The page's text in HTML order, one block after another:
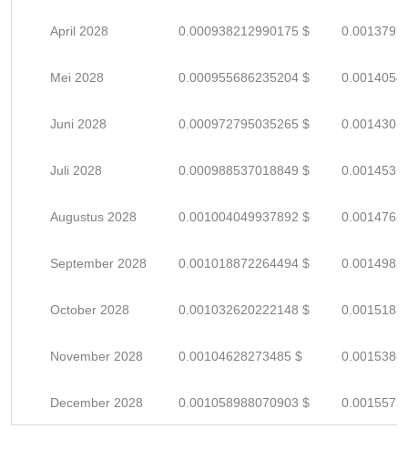
April 2028 0.000938212990175 $
Mei 2028 0.000955686235204 $
Juni 2028 0.000972795035265 $
Juli 2028 0.000988537018849 $
Augustus 2028 0.001004049937892 $
September 2028 0.001018872264494 $
October 2028 0.001032620222148 $
November 2028 0.00104628273485 $
December 2028 0.001058988070903 $